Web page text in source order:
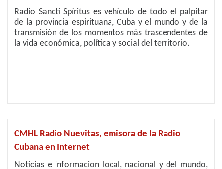
Radio Sancti Spíritus es vehículo de todo el palpitar
de la provincia espirituana, Cuba y el mundo y de la
transmisión de los momentos más trascendentes de
la vida económica, política y social del territorio.
CMHL Radio Nuevitas, emisora de la Radio
Cubana en Internet
Noticias e informacion local, nacional y del mundo,